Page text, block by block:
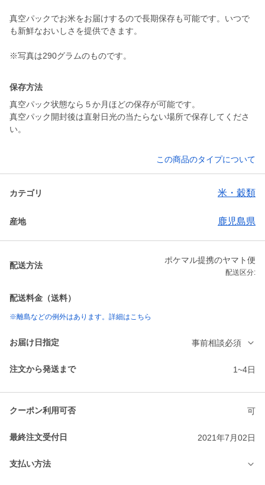
真空パックでお米をお届けするので長期保存も可能です。いつで
も新鮮なおいしさを提供できます。
※写真は290グラムのものです。
保存方法
真空パック状態なら５か月ほどの保存が可能です。
真空パック開封後は直射日光の当たらない場所で保存してくださ
い。
この商品のタイプについて
カテゴリ 米・穀類
産地 鹿児島県
配送方法
ポケマル提携のヤマト便
配送区分:
配送料金（送料）
※離島などの例外はあります。詳細はこちら
お届け日指定 事前相談必須
注文から発送まで 1~4日
クーポン利用可否 可
最終注文受付日 2021年7月02日
支払い方法